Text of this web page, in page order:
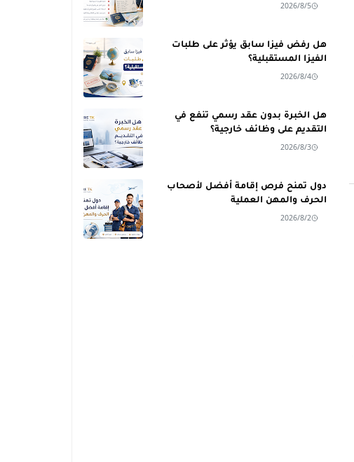
2026/8/5
هل رفض فيزا سابق يؤثر على طلبات
الفيزا المستقبلية؟
2026/8/4
هل الخبرة بدون عقد رسمي تنفع في
التقديم على وظائف خارجية؟
2026/8/3
دول تمنح فرص إقامة أفضل لأصحاب
الحرف والمهن العملية
2026/8/2